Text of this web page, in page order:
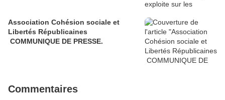
Association Cohésion sociale et
Libertés Républicaines
COMMUNIQUE DE PRESSE.
Commentaires